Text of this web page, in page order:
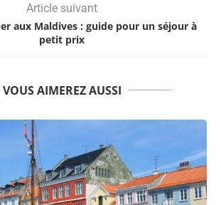
Article suivant
aux Maldives : guide pour un séjour à
petit prix
VOUS AIMEREZ AUSSI